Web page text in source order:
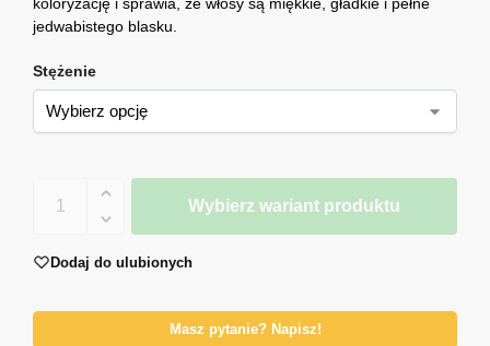
jedwabistego blasku.
Stężenie
Wybierz wariant produktu
Dodaj do ulubionych
Masz pytanie? Napisz!